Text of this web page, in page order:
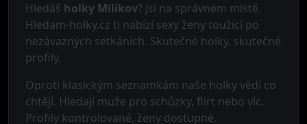
Hledáš holky Milíkov? Jsi na správném místě.
Hledam-holky.cz ti nabízí sexy ženy toužící po
nezávazných setkáních. Skutečné holky, skutečné
profily.
Oproti klasickým seznamkám naše holky vědí co
chtějí. Hledají muže pro schůzky, flirt nebo víc.
Profily kontrolované, ženy dostupné.